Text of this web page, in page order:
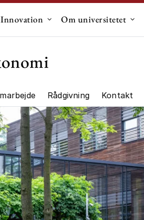
til "Forskning"
Innovation Undermenu til
Om universitetet
Rådgivning Kontakt